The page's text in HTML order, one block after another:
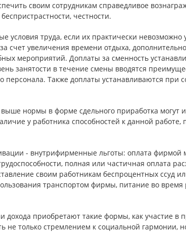
своим сотрудникам справедливое
честности.
условия труда, если их практически
счет увеличения времени отдыха,
мероприятий. Доплаты за сменность
занятости в течение смены вводятся
персонала. Также доплаты устанавливаются при
нормы в форме сдельного приработка могут
у работника способностей к данной
- внутрифирменные льготы: оплата фирмой
полная или частичная оплата
своим работникам беспроцентных ссуд
транспортом фирмы, питание во время
приобретают такие формы, как участие в
не только стремлением к социальной гармонии,